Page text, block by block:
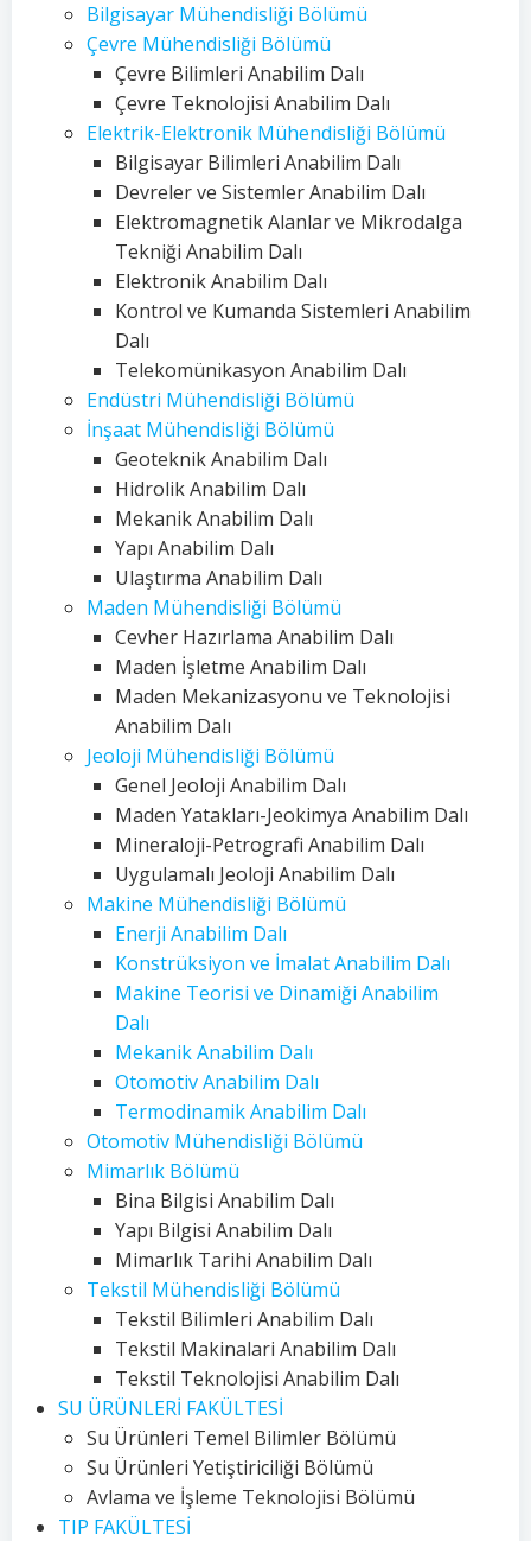
Bilgisayar Mühendisliği Bölümü
Çevre Mühendisliği Bölümü
Çevre Bilimleri Anabilim Dalı
Çevre Teknolojisi Anabilim Dalı
Elektrik-Elektronik Mühendisliği Bölümü
Bilgisayar Bilimleri Anabilim Dalı
Devreler ve Sistemler Anabilim Dalı
Elektromagnetik Alanlar ve Mikrodalga
Tekniği Anabilim Dalı
Elektronik Anabilim Dalı
Kontrol ve Kumanda Sistemleri Anabilim
Dalı
Telekomünikasyon Anabilim Dalı
Endüstri Mühendisliği Bölümü
İnşaat Mühendisliği Bölümü
Geoteknik Anabilim Dalı
Hidrolik Anabilim Dalı
Mekanik Anabilim Dalı
Yapı Anabilim Dalı
Ulaştırma Anabilim Dalı
Maden Mühendisliği Bölümü
Cevher Hazırlama Anabilim Dalı
Maden İşletme Anabilim Dalı
Maden Mekanizasyonu ve Teknolojisi
Anabilim Dalı
Jeoloji Mühendisliği Bölümü
Genel Jeoloji Anabilim Dalı
Maden Yatakları-Jeokimya Anabilim Dalı
Mineraloji-Petrografi Anabilim Dalı
Uygulamalı Jeoloji Anabilim Dalı
Makine Mühendisliği Bölümü
Enerji Anabilim Dalı
Konstrüksiyon ve İmalat Anabilim Dalı
Makine Teorisi ve Dinamiği Anabilim
Dalı
Mekanik Anabilim Dalı
Otomotiv Anabilim Dalı
Termodinamik Anabilim Dalı
Otomotiv Mühendisliği Bölümü
Mimarlık Bölümü
Bina Bilgisi Anabilim Dalı
Yapı Bilgisi Anabilim Dalı
Mimarlık Tarihi Anabilim Dalı
Tekstil Mühendisliği Bölümü
Tekstil Bilimleri Anabilim Dalı
Tekstil Makinalari Anabilim Dalı
Tekstil Teknolojisi Anabilim Dalı
SU ÜRÜNLERİ FAKÜLTESİ
Su Ürünleri Temel Bilimler Bölümü
Su Ürünleri Yetiştiriciliği Bölümü
Avlama ve İşleme Teknolojisi Bölümü
TIP FAKÜLTESİ